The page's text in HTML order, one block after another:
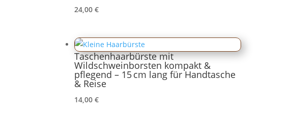
24,00 €
Taschenhaarbürste mit
Wildschweinborsten kompakt &
pflegend – 15 cm lang für Handtasche
& Reise
14,00 €